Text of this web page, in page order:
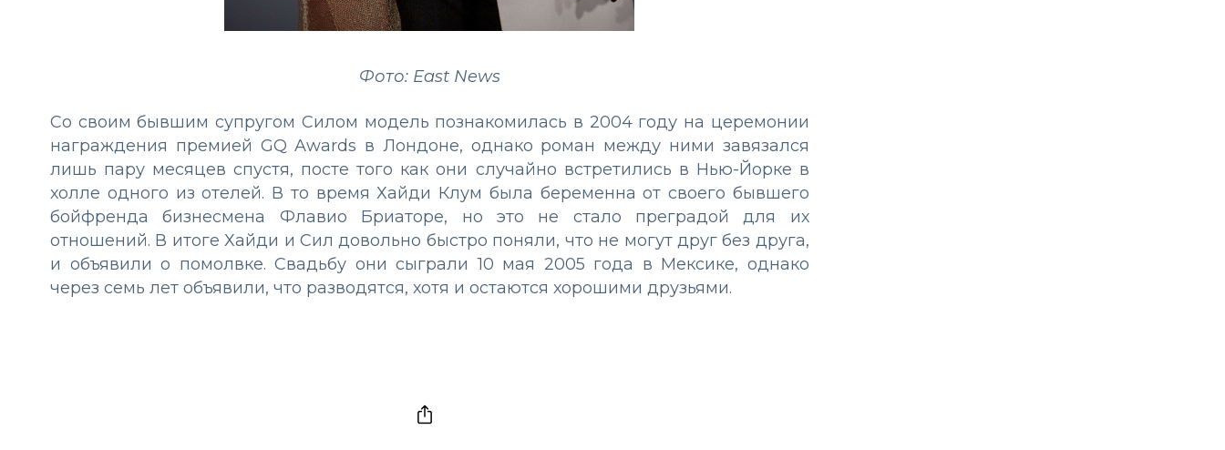
Фото: East News
Со своим бывшим супругом Силом модель познакомилась в 2004 году на церемонии
награждения премией GQ Awards в Лондоне, однако роман между ними завязался
лишь пару месяцев спустя, посте того как они случайно встретились в Нью-Йорке в
холле одного из отелей. В то время Хайди Клум была беременна от своего бывшего
бойфренда бизнесмена Флавио Бриаторе, но это не стало преградой для их
отношений. В итоге Хайди и Сил довольно быстро поняли, что не могут друг без друга,
и объявили о помолвке. Свадьбу они сыграли 10 мая 2005 года в Мексике, однако
через семь лет объявили, что разводятся, хотя и остаются хорошими друзьями.